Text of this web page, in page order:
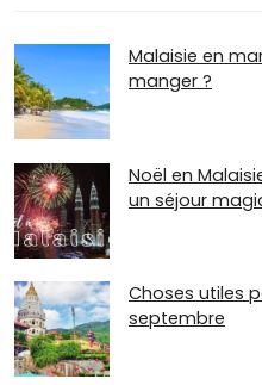
Malaisie en
manger ?
Noël en
un séjour
Choses utiles
septembre